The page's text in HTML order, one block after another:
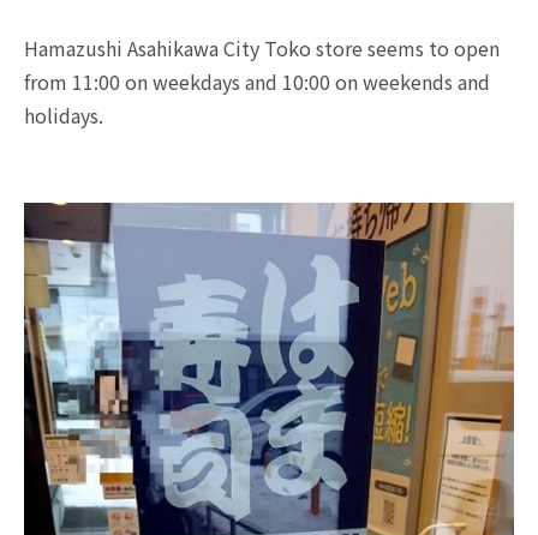
Hamazushi Asahikawa City Toko store seems to open
from 11:00 on weekdays and 10:00 on weekends and
holidays.